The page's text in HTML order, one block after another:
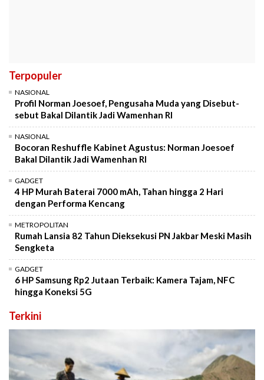
Terpopuler
NASIONAL
Profil Norman Joesoef, Pengusaha Muda yang Disebut-
sebut Bakal Dilantik Jadi Wamenhan RI
NASIONAL
Bocoran Reshuffle Kabinet Agustus: Norman Joesoef
Bakal Dilantik Jadi Wamenhan RI
GADGET
4 HP Murah Baterai 7000 mAh, Tahan hingga 2 Hari
dengan Performa Kencang
METROPOLITAN
Rumah Lansia 82 Tahun Dieksekusi PN Jakbar Meski Masih
Sengketa
GADGET
6 HP Samsung Rp2 Jutaan Terbaik: Kamera Tajam, NFC
hingga Koneksi 5G
Terkini